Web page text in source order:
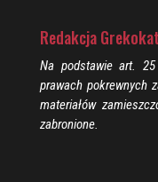
Redakcja
Na podstawie art.
prawach pokrewnych
materiałów
zabronione.